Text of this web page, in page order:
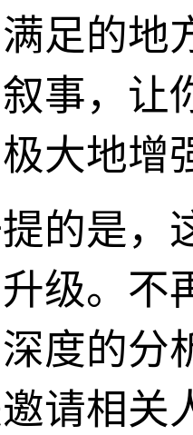
足的地
事，让
大地增
的是，
级。不
度的分
请相关